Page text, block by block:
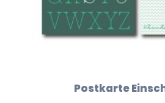
Postkarte